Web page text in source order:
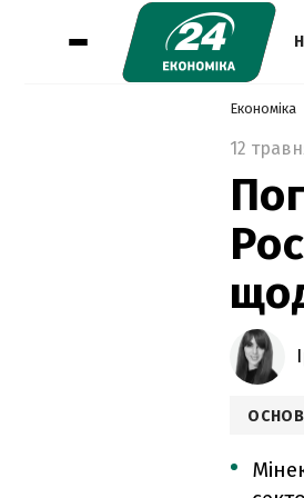
Економіка
12